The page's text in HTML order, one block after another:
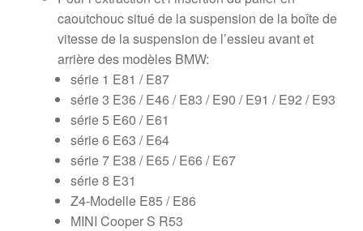
caoutchouc situé de la suspension de la boîte de
vitesse de la suspension de l’essieu avant et
arrière des modèles BMW:
série 1 E81 / E87
série 3 E36 / E46 / E83 / E90 / E91 / E92 / E93
série 5 E60 / E61
série 6 E63 / E64
série 7 E38 / E65 / E66 / E67
série 8 E31
Z4-Modelle E85 / E86
MINI Cooper S R53